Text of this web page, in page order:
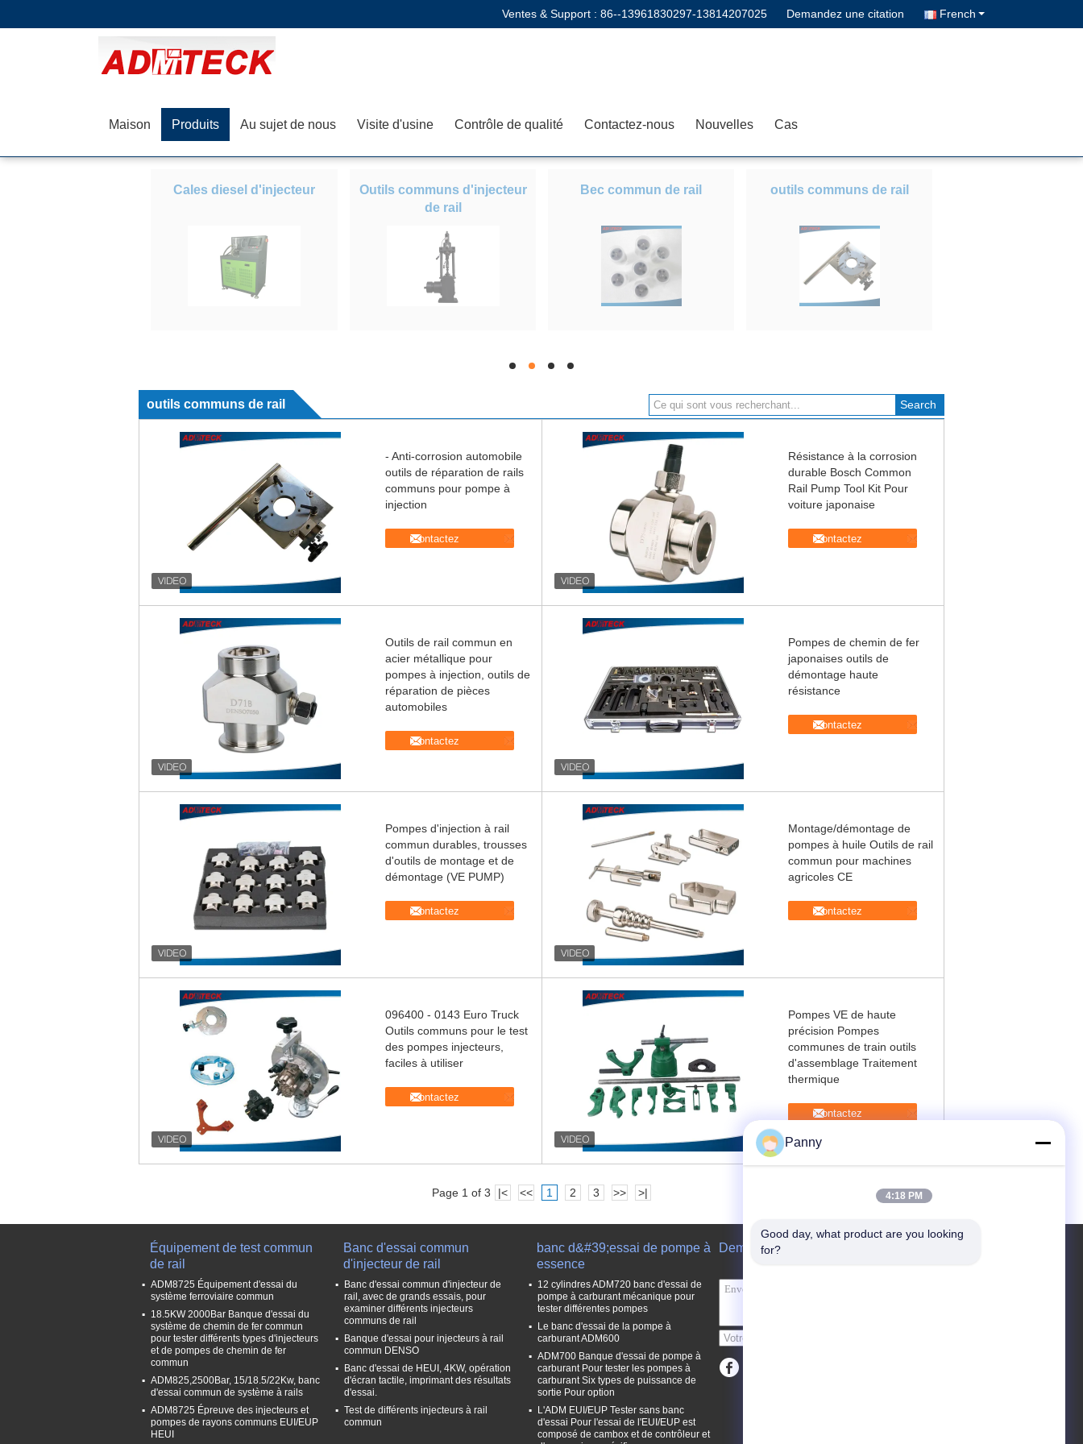
Ventes & Support : 86--13961830297-13814207025 Demandez une citation French
Maison Produits Au sujet de nous Visite d'usine Contrôle de qualité Contactez-nous Nouvelles Cas
Cales diesel d'injecteur
Outils communs d'injecteur
de rail
Bec commun de rail outils communs de rail
hd hd hd hd
outils communs de rail
- Anti-corrosion automobile
outils de réparation de rails
communs pour pompe à
injection
Contactez
Résistance à la corrosion
durable Bosch Common
Rail Pump Tool Kit Pour
voiture japonaise
Contactez
Outils de rail commun en
acier métallique pour
pompes à injection, outils de
réparation de pièces
automobiles
Contactez
Pompes de chemin de fer
japonaises outils de
démontage haute
résistance
Contactez
Pompes d'injection à rail
commun durables, trousses
d'outils de montage et de
démontage (VE PUMP)
Contactez
Montage/démontage de
pompes à huile Outils de rail
commun pour machines
agricoles CE
Contactez
096400 - 0143 Euro Truck
Outils communs pour le test
des pompes injecteurs,
faciles à utiliser
Contactez
Pompes VE de haute
précision Pompes
communes de train outils
d'assemblage Traitement
thermique
Contactez
Page 1 of 3 |< << 1 2 3 >> >|
Équipement de test commun
de rail
ADM8725 Équipement d'essai du
système ferroviaire commun
18.5KW 2000Bar Banque d'essai du
système de chemin de fer commun
pour tester différents types d'injecteurs
et de pompes de chemin de fer
commun
ADM825,2500Bar, 15/18.5/22Kw, banc
d'essai commun de système à rails
ADM8725 Épreuve des injecteurs et
pompes de rayons communs EUI/EUP
HEUI
Banc d'essai commun
d'injecteur de rail
Banc d'essai commun d'injecteur de
rail, avec de grands essais, pour
examiner différents injecteurs
communs de rail
Banque d'essai pour injecteurs à rail
commun DENSO
Banc d'essai de HEUI, 4KW, opération
d'écran tactile, imprimant des résultats
d'essai.
Test de différents injecteurs à rail
commun
banc d&#39;essai de pompe à
essence
12 cylindres ADM720 banc d'essai de
pompe à carburant mécanique pour
tester différentes pompes
Le banc d'essai de la pompe à
carburant ADM600
ADM700 Banque d'essai de pompe à
carburant Pour tester les pompes à
carburant Six types de puissance de
sortie Pour option
L'ADM EUI/EUP Tester sans banc
d'essai Pour l'essai de l'EUI/EUP est
composé de cambox et de contrôleur et
Demande de soumission
Panny
4:18 PM
Good day, what product are you looking
for?